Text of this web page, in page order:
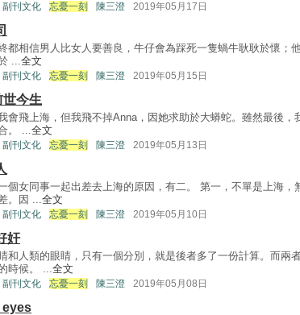
副刊文化 忘憂一刻 陳三澄 2019年05月17日
都相信男人比女人要善良，牛仔會為踩死一隻蝸牛耿耿於懷；
...全文
副刊文化 忘憂一刻 陳三澄 2019年05月15日
今生
會飛上海，但我飛不掉Anna，因她求助於大蟒蛇。雖然最後，
。 ...全文
副刊文化 忘憂一刻 陳三澄 2019年05月13日
個女同事一起出差去上海的原因，有二。 第一，不單是上海，
。因 ...全文
副刊文化 忘憂一刻 陳三澄 2019年05月10日
奸
和人類的眼睛，只有一個分別，就是後者多了一份計算。而兩
時候。 ...全文
副刊文化 忘憂一刻 陳三澄 2019年05月08日